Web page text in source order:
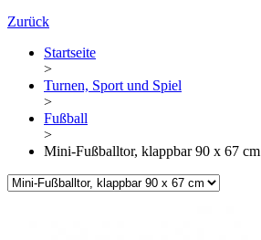
Zurück
Startseite
>
Turnen, Sport und Spiel
>
Fußball
>
Mini-Fußballtor, klappbar 90 x 67 cm